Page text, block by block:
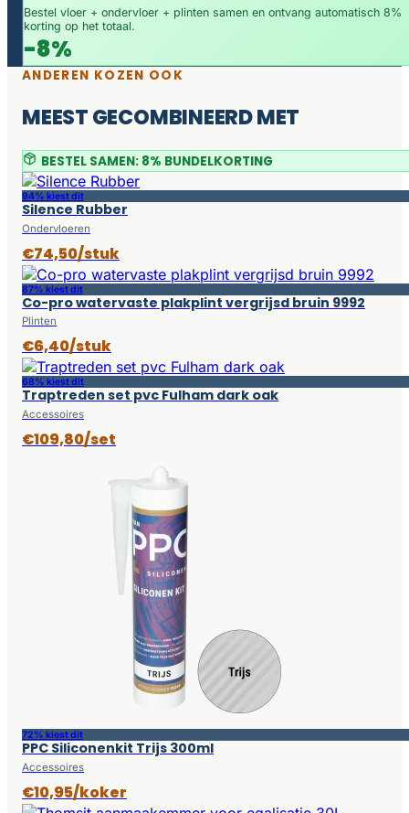
Bestel vloer + ondervloer + plinten samen en ontvang automatisch 8%
korting op het totaal.
-8%
ANDEREN KOZEN OOK
MEEST GECOMBINEERD MET
BESTEL SAMEN: 8% BUNDELKORTING
94% kiest dit
Silence Rubber
Ondervloeren
€74,50/stuk
87% kiest dit
Co-pro watervaste plakplint vergrijsd bruin 9992
Plinten
€6,40/stuk
68% kiest dit
Traptreden set pvc Fulham dark oak
Accessoires
€109,80/set
72% kiest dit
PPC Siliconenkit Trijs 300ml
Accessoires
€10,95/koker